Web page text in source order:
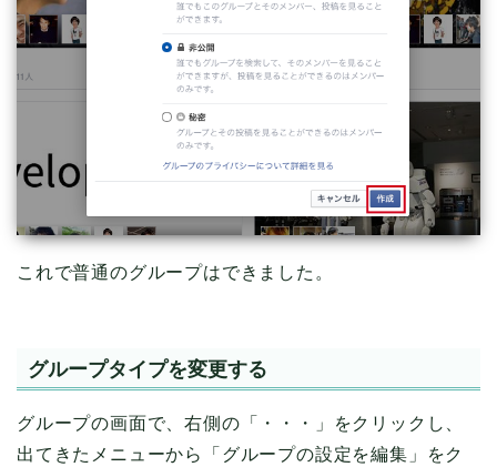
これで普通のグループはできました。
グループタイプを変更する
グループの画面で、右側の「・・・」をクリックし、
出てきたメニューから「グループの設定を編集」をク